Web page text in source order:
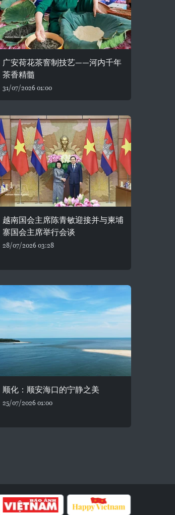
广安荷花茶窨制技艺——河内千年
茶香精髓
31/07/2026 01:00
越南国会主席陈青敏迎接并与柬埔
寨国会主席举行会谈
28/07/2026 03:28
顺化：顺安海口的宁静之美
25/07/2026 01:00